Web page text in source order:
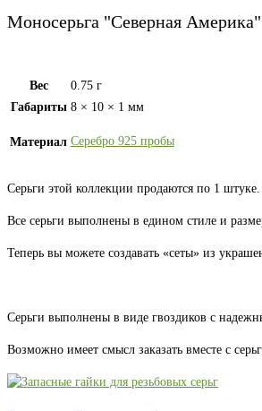
Моносерьга "Северная Америка"
Вес
0.75 г
Габариты 8 × 10 × 1 мм
Материал Серебро 925 пробы
Серьги этой коллекции продаются по 1 штуке.
Все серьги выполнены в едином стиле и
Теперь вы можете создавать «сеты» из
Серьги выполнены в виде гвоздиков с
Возможно имеет смысл заказать вместе с